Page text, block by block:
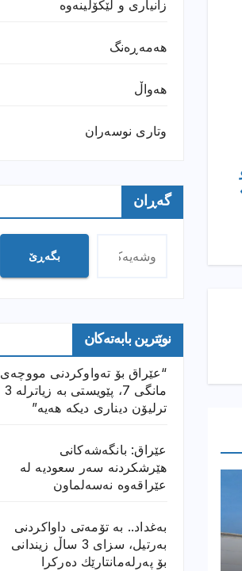
زانیارى و لێکۆڵینەوە
هەمەڕەنگ
هەواڵ
وتارى نوسەران
گەڕان
بگەڕێ
نوێترین بابەتەکان
“عێراق بۆ تەواوکردنی مووچەی
مانگى 7، پێویستی بە زیاترلە 3
ترلیۆن دیناری دیکە هەیە”
عێراق: بانگەشەكانی
هێرشكردنە سەر سعودیە لە
عێراقەوە نەسەلماون
بەغداد.. بە تۆمەتی داواكردنی
بەرتیل، سزای 3 ساڵ زیندانی
بۆ پەرلەمانتارێك دەركرا